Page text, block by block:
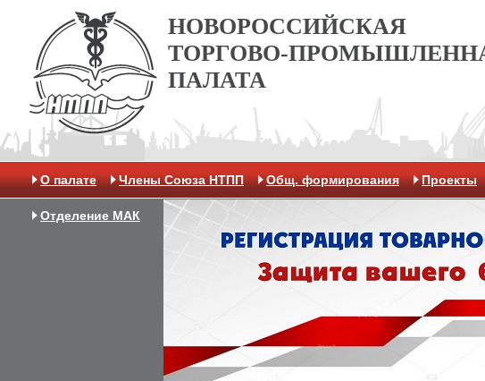
НОВОРОССИЙСКАЯ
ТОРГОВО-
ПАЛАТА
О палате Члены Союза НТПП Общ. формирования Проекты
Отделение МАК